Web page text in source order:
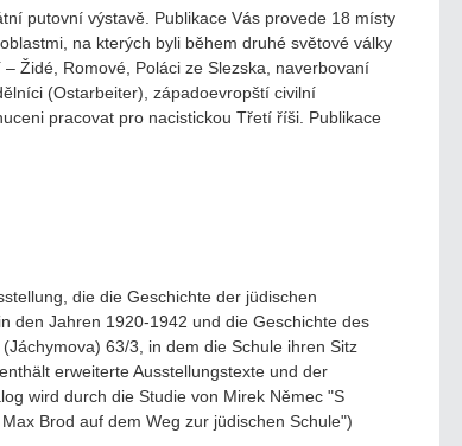
putovní výstavě. Publikace Vás provede 18 místy
na kterých byli během druhé světové války
Židé, Romové, Poláci ze Slezska, naverbovaní
(Ostarbeiter), západoevropští civilní
pracovat pro nacistickou Třetí říši. Publikace
die die Geschichte der jüdischen
den Jahren 1920-1942 und die Geschichte des
63/3, in dem die Schule ihren Sitz
erweiterte Ausstellungstexte und der
wird durch die Studie von Mirek Němec "S
Brod auf dem Weg zur jüdischen Schule")